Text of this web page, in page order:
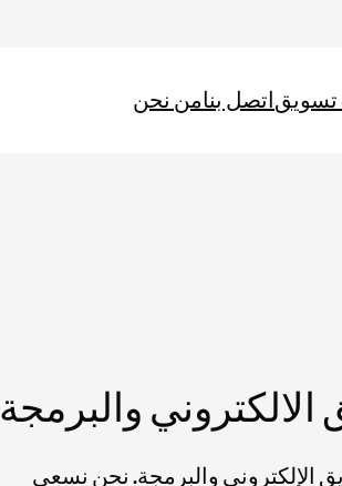
اتصل بنامن نحن
والبرمجة
والبرمجة. نحن نسعى